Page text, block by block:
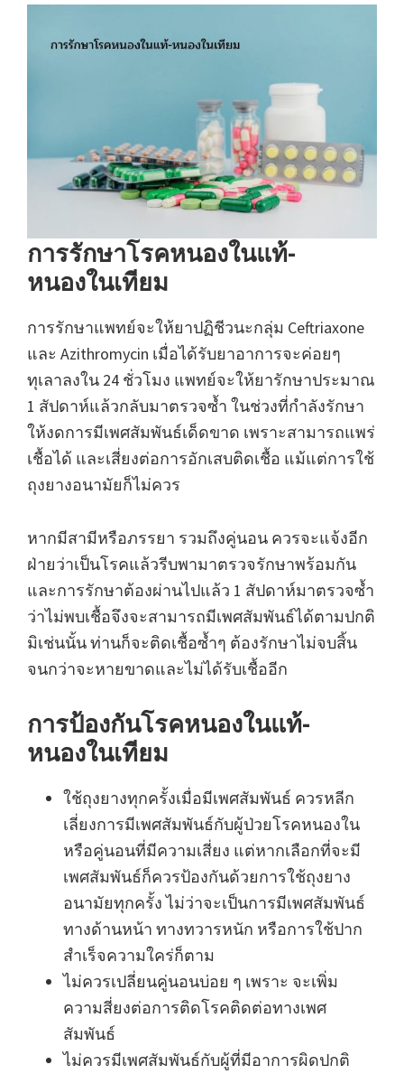
การรักษาโรคหนองในแท้-
หนองในเทียม
การรักษาแพทย์จะให้ยาปฏิชีวนะกลุ่ม Ceftriaxone
และ Azithromycin เมื่อได้รับยาอาการจะค่อยๆ
ทุเลาลงใน 24 ชั่วโมง แพทย์จะให้ยารักษาประมาณ
1 สัปดาห์แล้วกลับมาตรวจซ้ำ ในช่วงที่กำลังรักษา
ให้งดการมีเพศสัมพันธ์เด็ดขาด เพราะสามารถแพร่
เชื้อได้ และเสี่ยงต่อการอักเสบติดเชื้อ แม้แต่การใช้
ถุงยางอนามัยก็ไม่ควร
หากมีสามีหรือภรรยา รวมถึงคู่นอน ควรจะแจ้งอีก
ฝ่ายว่าเป็นโรคแล้วรีบพามาตรวจรักษาพร้อมกัน
และการรักษาต้องผ่านไปแล้ว 1 สัปดาห์มาตรวจซ้ำ
ว่าไม่พบเชื้อจึงจะสามารถมีเพศสัมพันธ์ได้ตามปกติ
มิเช่นนั้น ท่านก็จะติดเชื้อซ้ำๆ ต้องรักษาไม่จบสิ้น
จนกว่าจะหายขาดและไม่ได้รับเชื้ออีก
การป้องกันโรคหนองในแท้-
หนองในเทียม
ใช้ถุงยางทุกครั้งเมื่อมีเพศสัมพันธ์ ควรหลีก
เลี่ยงการมีเพศสัมพันธ์กับผู้ป่วยโรคหนองใน
หรือคู่นอนที่มีความเสี่ยง แต่หากเลือกที่จะมี
เพศสัมพันธ์ก็ควรป้องกันด้วยการใช้ถุงยาง
อนามัยทุกครั้ง ไม่ว่าจะเป็นการมีเพศสัมพันธ์
ทางด้านหน้า ทางทวารหนัก หรือการใช้ปาก
สำเร็จความใคร่ก็ตาม
ไม่ควรเปลี่ยนคู่นอนบ่อย ๆ เพราะ จะเพิ่ม
ความสี่ยงต่อการติดโรคติดต่อทางเพศ
สัมพันธ์
ไม่ควรมีเพศสัมพันธ์กับผู้ที่มีอาการผิดปกติ